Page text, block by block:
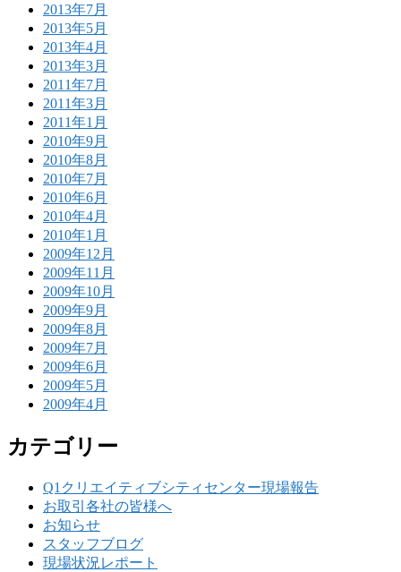
2013年7月
2013年5月
2013年4月
2013年3月
2011年7月
2011年3月
2011年1月
2010年9月
2010年8月
2010年7月
2010年6月
2010年4月
2010年1月
2009年12月
2009年11月
2009年10月
2009年9月
2009年8月
2009年7月
2009年6月
2009年5月
2009年4月
カテゴリー
Q1クリエイティブシティセンター現場報告
お取引各社の皆様へ
お知らせ
スタッフブログ
現場状況レポート